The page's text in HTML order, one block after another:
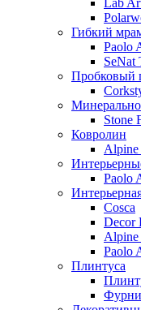
Lab
Гибкий
Paolo
SeNat
Пробковый
Stone
Ковролин
Paolo
Cosca
Decor
Paolo
Плинтуса